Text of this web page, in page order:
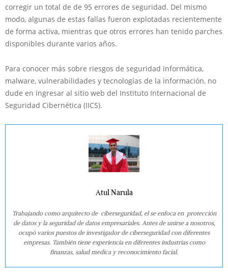
corregir un total de de 95 errores de seguridad. Del mismo
modo, algunas de estas fallas fueron explotadas recientemente
de forma activa, mientras que otros errores han tenido parches
disponibles durante varios años.
Para conocer más sobre riesgos de seguridad informática,
malware, vulnerabilidades y tecnologías de la información, no
dude en ingresar al sitio web del Instituto Internacional de
Seguridad Cibernética (IICS).
Atul Narula
Trabajando como arquitecto de ciberseguridad, el se enfoca en protección
de datos y la seguridad de datos empresariales. Antes de unirse a nosotros,
ocupó varios puestos de investigador de ciberseguridad con diferentes
empresas. También tiene experiencia en diferentes industrias como
finanzas, salud medica y reconocimiento facial.